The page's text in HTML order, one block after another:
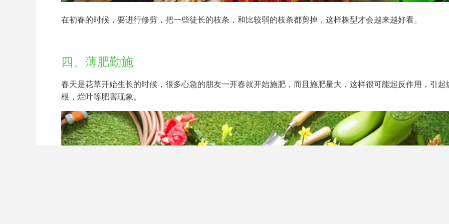
在初春的时候，要进行修剪，把一些徒长的枝条，和比较弱的枝条都剪掉，这样株型才会越来越好看。
四、薄肥勤施
春天是花草开始生长的时候，很多心急的朋友一开春就开始施肥，而且施肥量大，这样很可能起反作用，引起
根，烂叶等肥害现象。